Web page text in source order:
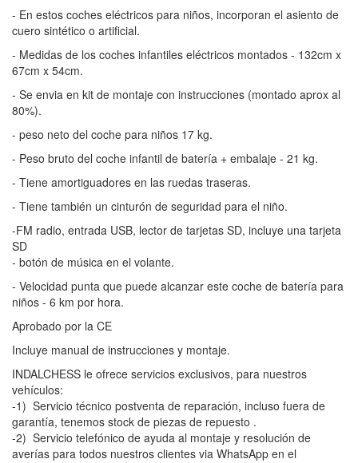
- En estos coches eléctricos para niños, incorporan el asiento de
cuero sintético o artificial.
- Medidas de los coches infantiles eléctricos montados - 132cm x
67cm x 54cm.
- Se envia en kit de montaje con instrucciones (montado aprox al
80%).
- peso neto del coche para niños 17 kg.
- Peso bruto del coche infantil de batería + embalaje - 21 kg.
- Tiene amortiguadores en las ruedas traseras.
- Tiene también un cinturón de seguridad para el niño.
-FM radio, entrada USB, lector de tarjetas SD, incluye una tarjeta
SD
- botón de música en el volante.
- Velocidad punta que puede alcanzar este coche de batería para
niños - 6 km por hora.
Aprobado por la CE
Incluye manual de instrucciones y montaje.
INDALCHESS le ofrece servicios exclusivos, para nuestros
vehículos:
-1) Servicio técnico postventa de reparación, incluso fuera de
garantía, tenemos stock de piezas de repuesto .
-2) Servicio telefónico de ayuda al montaje y resolución de
averías para todos nuestros clientes via WhatsApp en el